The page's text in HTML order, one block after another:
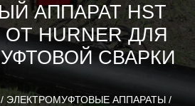
АППАРАТ HST
ОТ HURNER ДЛЯ
СВАРКИ
ЭЛЕКТРОМУФТОВЫЕ АППАРАТЫ/